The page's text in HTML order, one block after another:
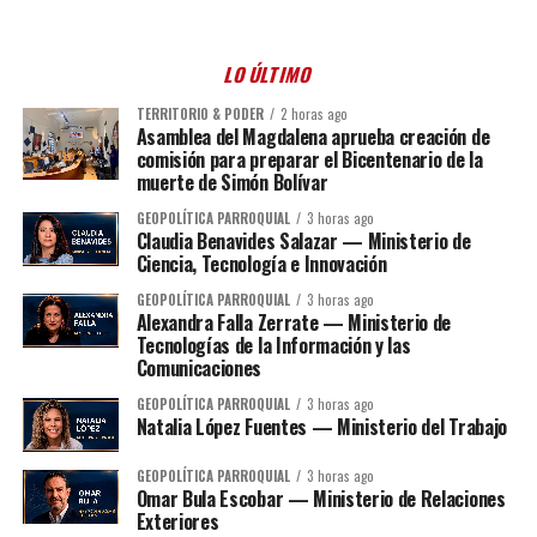
LO ÚLTIMO
TERRITORIO & PODER 2 horas ago
Asamblea del Magdalena aprueba creación de
comisión para preparar el Bicentenario de la
muerte de Simón Bolívar
GEOPOLÍTICA PARROQUIAL 3 horas ago
Claudia Benavides Salazar — Ministerio de
Ciencia, Tecnología e Innovación
GEOPOLÍTICA PARROQUIAL 3 horas ago
Alexandra Falla Zerrate — Ministerio de
Tecnologías de la Información y las
Comunicaciones
GEOPOLÍTICA PARROQUIAL 3 horas ago
Natalia López Fuentes — Ministerio del Trabajo
GEOPOLÍTICA PARROQUIAL 3 horas ago
Omar Bula Escobar — Ministerio de Relaciones
Exteriores